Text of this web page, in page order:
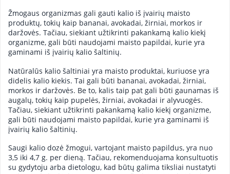
Žmogaus organizmas gali gauti kalio iš įvairių maisto
produktų, tokių kaip bananai, avokadai, žirniai, morkos ir
daržovės. Tačiau, siekiant užtikrinti pakankamą kalio kiekį
organizme, gali būti naudojami maisto papildai, kurie yra
gaminami iš įvairių kalio šaltinių.
Natūralūs kalio šaltiniai yra maisto produktai, kuriuose yra
didelis kalio kiekis. Tai gali būti bananai, avokadai, žirniai,
morkos ir daržovės. Be to, kalis taip pat gali būti gaunamas iš
augalų, tokių kaip pupelės, žirniai, avokadai ir alyvuogės.
Tačiau, siekiant užtikrinti pakankamą kalio kiekį organizme,
gali būti naudojami maisto papildai, kurie yra gaminami iš
įvairių kalio šaltinių.
Saugi kalio dozė žmogui, vartojant maisto papildus, yra nuo
3,5 iki 4,7 g. per dieną. Tačiau, rekomenduojama konsultuotis
su gydytoju arba dietologu, kad būtų galima tiksliai nustatyti